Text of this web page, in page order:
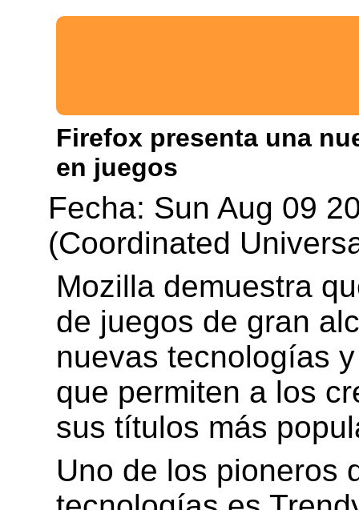
Firefox presenta una
en juegos
Fecha: Sun Aug 09
(Coordinated
Mozilla demuestra
de juegos de gran
nuevas tecnologías
que permiten a los
sus títulos más
Uno de los pioneros